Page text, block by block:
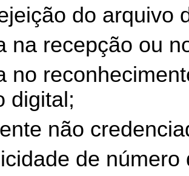
do arquivo
na recepção ou
no
digital;
não
de número